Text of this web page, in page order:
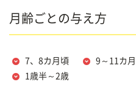
月齢ごとの与え方
7、8カ月頃 9～11カ
1歳半～2歳